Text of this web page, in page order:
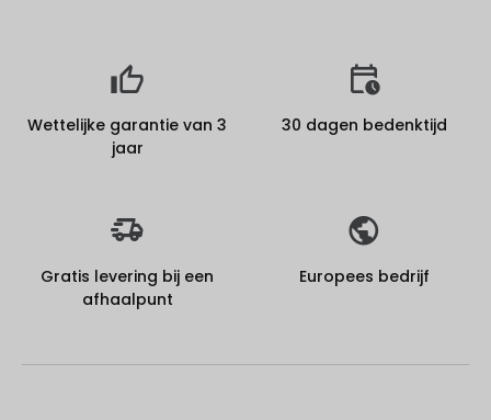
Wettelijke garantie van 3
jaar
30 dagen bedenktijd
Gratis levering bij een
afhaalpunt
Europees bedrijf